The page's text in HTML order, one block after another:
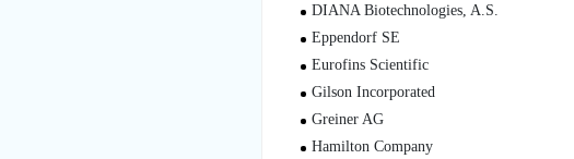
DIANA Biotechnologies, A.S.
Eppendorf SE
Eurofins Scientific
Gilson Incorporated
Greiner AG
Hamilton Company